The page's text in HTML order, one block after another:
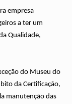
empresa
a ter um
Qualidade,
do Museu do
da Certificação,
manutenção das